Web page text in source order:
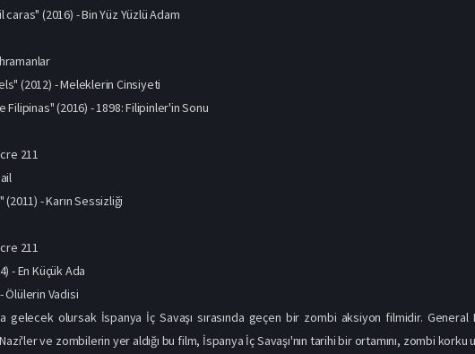
(2016) - Bin Yüz Yüzlü Adam
(2012) - Meleklerin Cinsiyeti
Filipinas" (2016) - 1898: Filipinler'in Sonu
211
- Karın Sessizliği
211
- En Küçük Ada
Ölülerin Vadisi
gelecek olursak İspanya İç Savaşı sırasında geçen bir zombi aksiyon filmidir.
ve zombilerin yer aldığı bu film, İspanya İç Savaşı'nın tarihi bir ortamını, zombi